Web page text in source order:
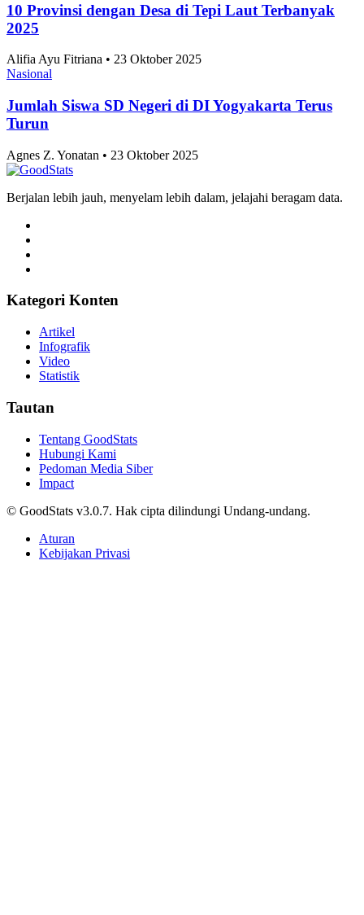
10 Provinsi dengan Desa di Tepi Laut Terbanyak
2025
Alifia Ayu Fitriana • 23 Oktober 2025
Nasional
Jumlah Siswa SD Negeri di DI Yogyakarta Terus
Turun
Agnes Z. Yonatan • 23 Oktober 2025
Berjalan lebih jauh, menyelam lebih dalam, jelajahi beragam data.
Kategori Konten
Artikel
Infografik
Video
Statistik
Tautan
Tentang GoodStats
Hubungi Kami
Pedoman Media Siber
Impact
© GoodStats v3.0.7. Hak cipta dilindungi Undang-undang.
Aturan
Kebijakan Privasi